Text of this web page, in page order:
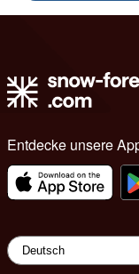
Entdecke unsere